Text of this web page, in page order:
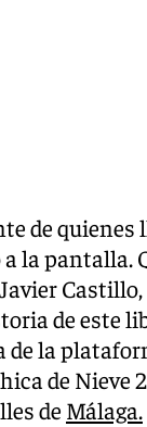
de
la pantalla.
de
de la
de
de Málaga.